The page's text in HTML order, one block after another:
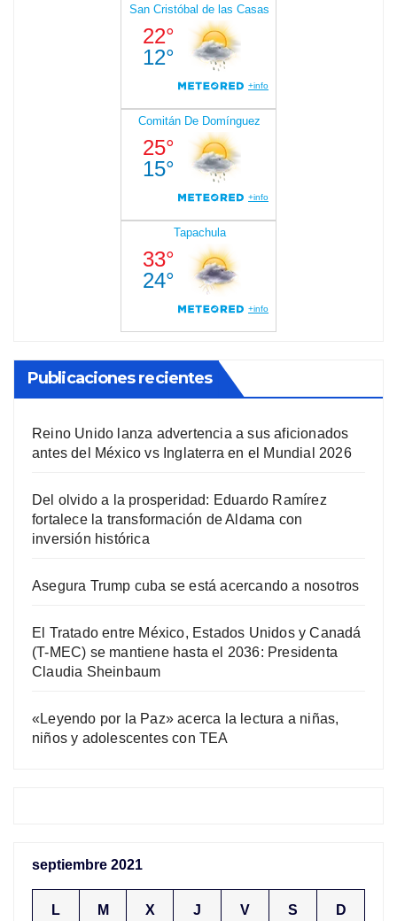
Publicaciones recientes
Reino Unido lanza advertencia a sus aficionados
antes del México vs Inglaterra en el Mundial 2026
Del olvido a la prosperidad: Eduardo Ramírez
fortalece la transformación de Aldama con
inversión histórica
Asegura Trump cuba se está acercando a nosotros
El Tratado entre México, Estados Unidos y Canadá
(T-MEC) se mantiene hasta el 2036: Presidenta
Claudia Sheinbaum
«Leyendo por la Paz» acerca la lectura a niñas,
niños y adolescentes con TEA
septiembre 2021
L M X J V S D